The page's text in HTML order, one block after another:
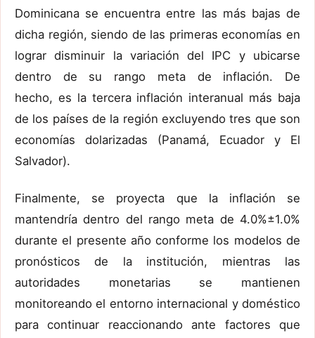
Dominicana se encuentra entre las más bajas de
dicha región, siendo de las primeras economías en
lograr disminuir la variación del IPC y ubicarse
dentro de su rango meta de inflación. De
hecho, es la tercera inflación interanual más baja
de los países de la región excluyendo tres que son
economías dolarizadas (Panamá, Ecuador y El
Salvador).
Finalmente, se proyecta que la inflación se
mantendría dentro del rango meta de 4.0%±1.0%
durante el presente año conforme los modelos de
pronósticos de la institución, mientras las
autoridades monetarias se mantienen
monitoreando el entorno internacional y doméstico
para continuar reaccionando ante factores que